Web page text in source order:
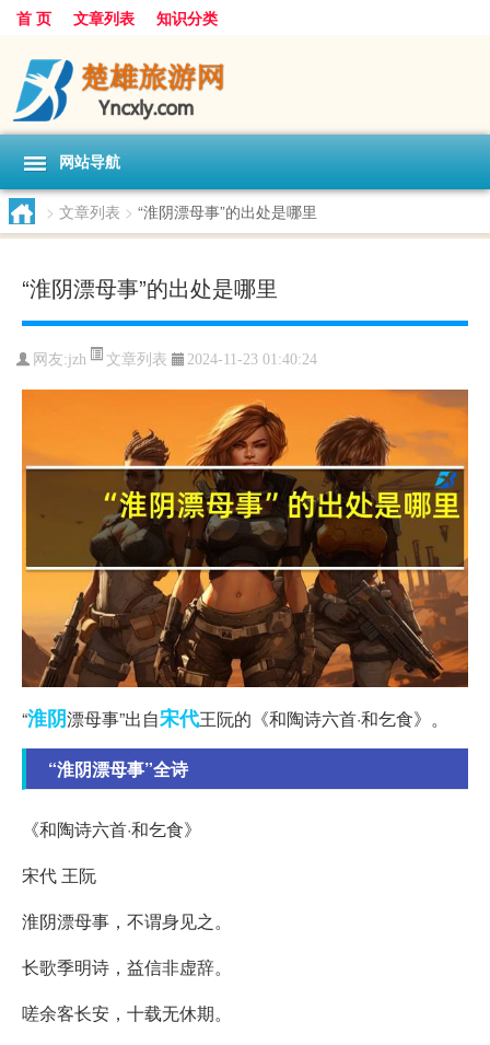
首 页 文章列表 知识分类
网站导航
> 文章列表 > “淮阴漂母事”的出处是哪里
“淮阴漂母事”的出处是哪里
网友:jzh 文章列表 2024-11-23 01:40:24
“淮阴漂母事”出自宋代王阮的《和陶诗六首·和乞食》。
“淮阴漂母事”全诗
《和陶诗六首·和乞食》
宋代 王阮
淮阴漂母事，不谓身见之。
长歌季明诗，益信非虚辞。
嗟余客长安，十载无休期。